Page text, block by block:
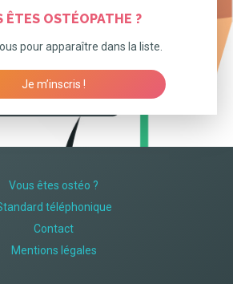
ÊTES OSTÉOPATHE ?
pour apparaître dans la liste.
Je m’inscris !
Vous êtes ostéo ?
téléphonique
Contact
Mentions légales